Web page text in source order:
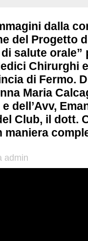
dalla
del Progetto
salute orale”
Chirurghi
di Fermo.
Maria
dell’Avv,
Club, il dott.
admin